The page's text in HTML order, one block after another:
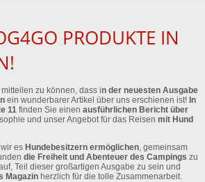
PRODUKTE IN
zu können, dass in der neuesten Ausgabe
ein wunderbarer Artikel über uns erschienen ist! In
11 finden Sie einen ausführlichen Bericht über
und unser Angebot für das Reisen mit Hund
es Hundebesitzern ermöglichen, gemeinsam
die Freiheit und Abenteuer des Campings zu
Teil dieser großartigen Ausgabe zu sein und
Magazin herzlich für die tolle Zusammenarbeit.